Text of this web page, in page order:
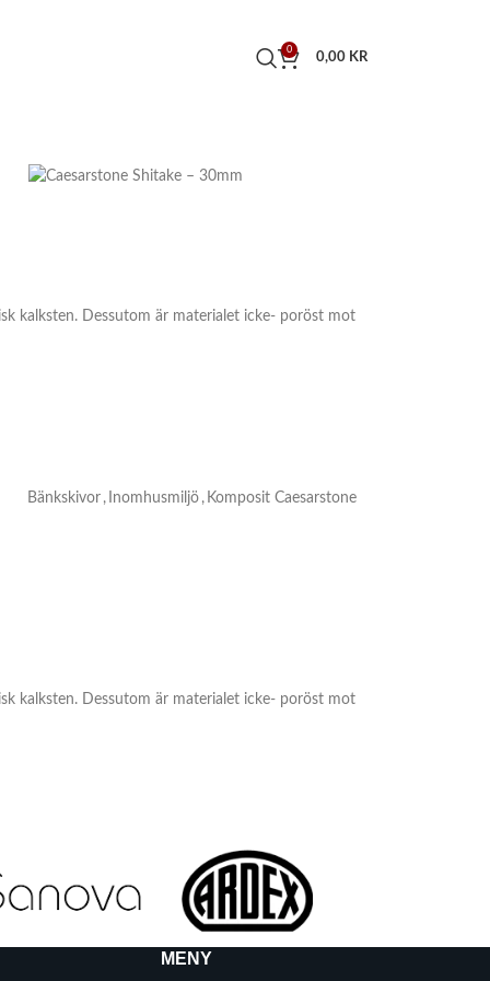
0
0,00 KR
kalksten. Dessutom är materialet icke- poröst mot
Bänkskivor , Inomhusmiljö , Komposit Caesarstone
kalksten. Dessutom är materialet icke- poröst mot
MENY